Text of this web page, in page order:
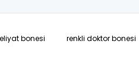
bonesi renkli doktor bonesi